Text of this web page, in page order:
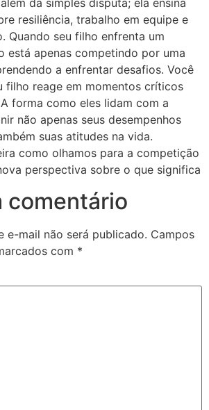
da simples disputa; ela ensina
resiliência, trabalho em equipe e
Quando seu filho enfrenta um
está apenas competindo por uma
a enfrentar desafios. Você
filho reage em momentos críticos
forma como eles lidam com a
não apenas seus desempenhos
suas atitudes na vida.
como olhamos para a competição
perspectiva sobre o que significa
comentário
e-mail não será publicado. Campos
com *